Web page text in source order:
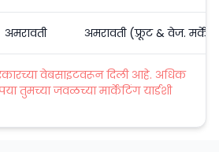
अमरावती अमरावती (फ़्रूट & वेज.
वेबसाइटवरून दिली आहे. अधिक
तुमच्या जवळच्या मार्केटिंग यार्डशी